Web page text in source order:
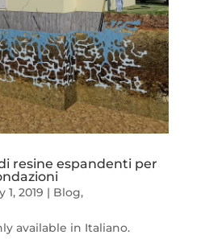
resine espandenti per
1, 2019 | Blog,
available in Italiano.